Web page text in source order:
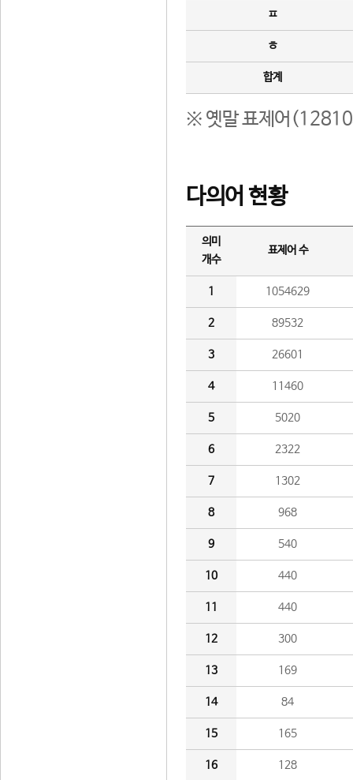
ㅍ
ㅎ
합계
※ 옛말 표제어(12810
다의어 현황
의미
개수
표제어 수
1 1054629
2 89532
3 26601
4 11460
5 5020
6 2322
7 1302
8 968
9 540
10 440
11 440
12 300
13 169
14 84
15 165
16 128